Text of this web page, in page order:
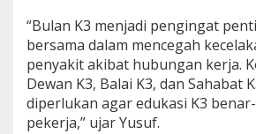
“Bulan K3 menjadi pengingat
bersama dalam mencegah
penyakit akibat hubungan kerja.
Dewan K3, Balai K3, dan Sahabat
diperlukan agar edukasi K3
pekerja,” ujar Yusuf.